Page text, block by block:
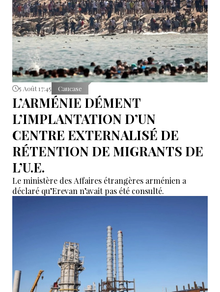
5 Août 17:45 Caucase
L’ARMÉNIE DÉMENT
L’IMPLANTATION D’UN
CENTRE EXTERNALISÉ DE
RÉTENTION DE MIGRANTS DE
L’U.E.
Le ministère des Affaires étrangères arménien a
déclaré qu’Erevan n’avait pas été consulté.